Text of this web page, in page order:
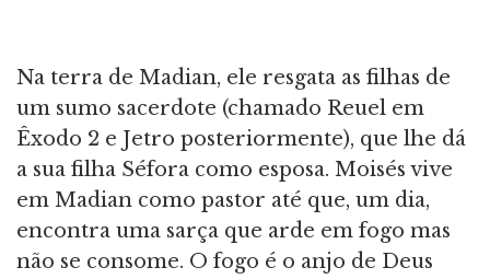
Na terra de Madian, ele resgata as filhas de
um sumo sacerdote (chamado Reuel em
Êxodo 2 e Jetro posteriormente), que lhe dá
a sua filha Séfora como esposa. Moisés vive
em Madian como pastor até que, um dia,
encontra uma sarça que arde em fogo mas
não se consome. O fogo é o anjo de Deus